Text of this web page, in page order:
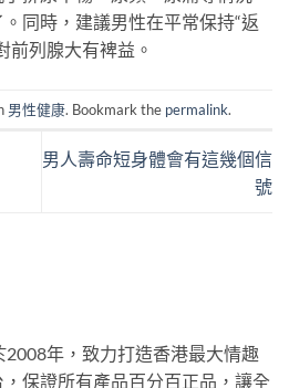
同時，建議男性在平常保持“返
前列腺大有裨益。
男性健康. Bookmark the permalink.
男人壽命短身體會有這幾個信
號
2008年，致力打造香港最大情趣
保證所有產品百分百正品，讓全